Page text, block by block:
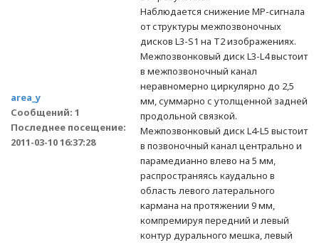
area_y
Сообщений: 1
Последнее посещение:
2011-03-10 16:37:28
Наблюдается снижение МР-сигнала
от структуры межпозвоночных
дисков L3-S1 на Т2 изображениях.
Межпозвонковый диск L3-L4 выстоит
в межпозвоночный канал
неравномерно циркулярно до 2,5
мм, суммарно с утолщенной задней
продольной связкой.
Межпозвонковый диск L4-L5 выстоит
в позвоночный канал центрально и
парамедианно влево на 5 мм,
распространяясь каудально в
область левого латерального
кармана на протяжении 9 мм,
компремируя передний и левый
контур дурального мешка, левый